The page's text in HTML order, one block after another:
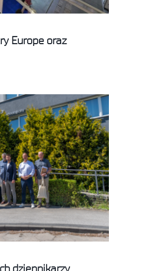
Europe oraz